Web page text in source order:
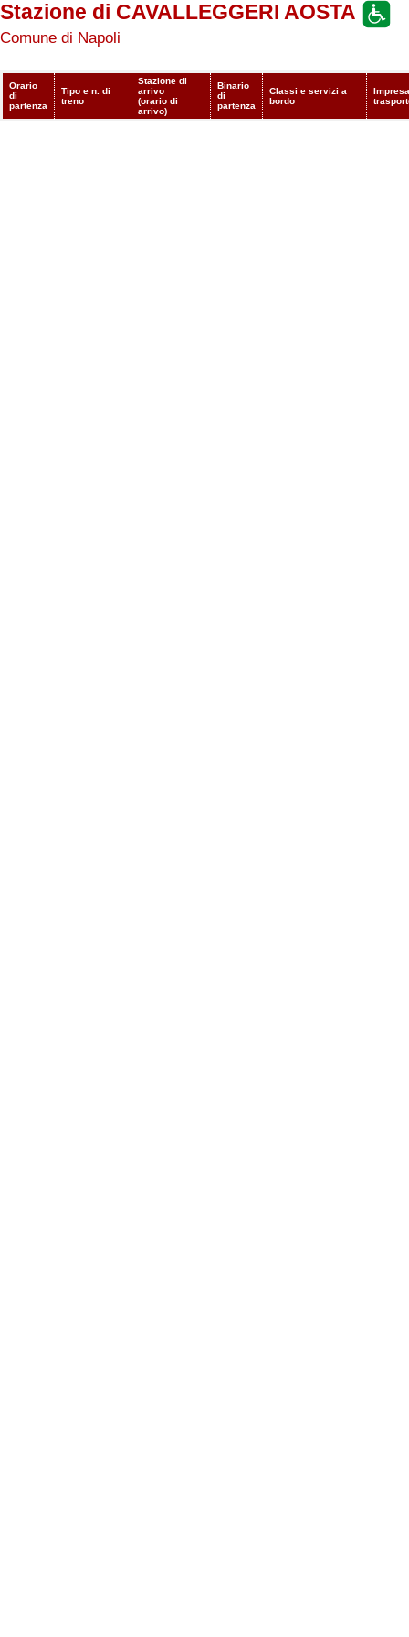
Stazione di CAVALLEGGERI AOSTA
Comune di Napoli
Orario
di
partenza
Tipo e n. di
treno
Stazione di
arrivo
(orario di
arrivo)
Binario
di
partenza
Classi e servizi a
bordo